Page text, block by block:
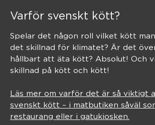
Varför svenskt kött?
Spelar det någon roll vilket kött
det skillnad för klimatet? Är det
hållbart att äta kött? Absolut! Och
skillnad på kött och kött!
Läs mer om varför det är så viktigt
svenskt kött – i matbutiken såväl
restaurang eller i gatukiosken.